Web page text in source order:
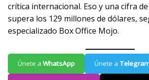
crítica internacional. Eso y una cifra
supera los 129 millones de dólares,
especializado Box Office Mojo.
Únete a WhatsApp Únete a